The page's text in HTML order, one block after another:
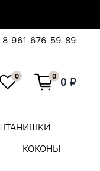
8-961-676-59-89
0 0 0 ₽
КОКОНЫ